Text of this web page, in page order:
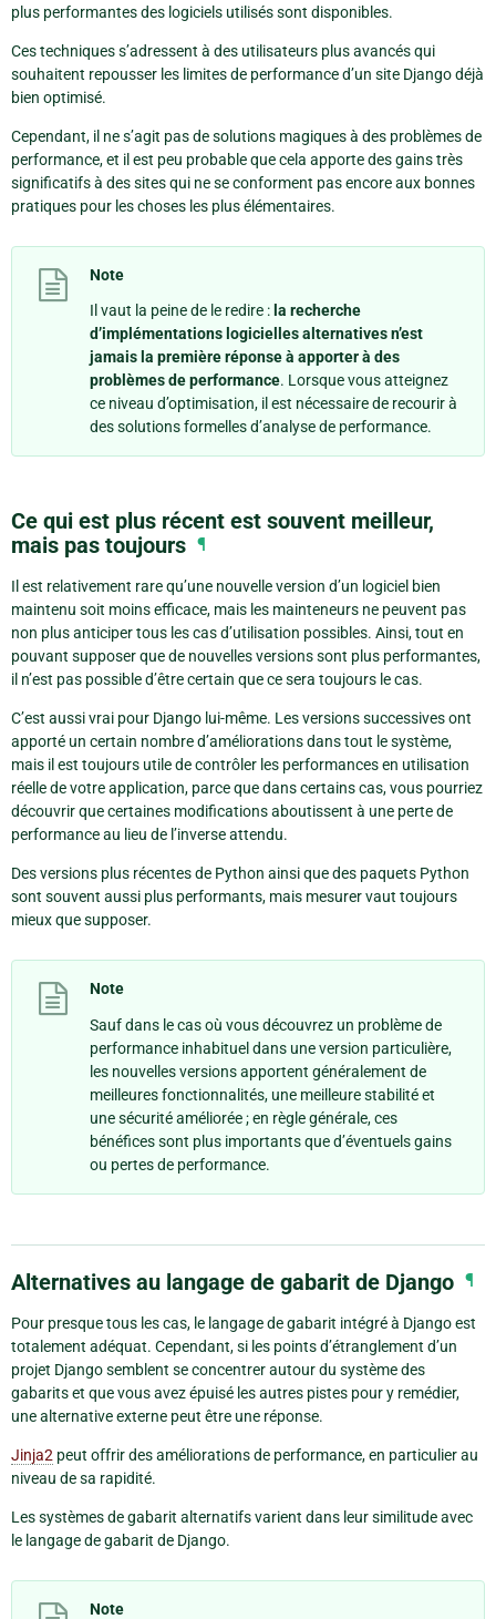
plus performantes des logiciels utilisés sont disponibles.
Ces techniques s’adressent à des utilisateurs plus avancés qui
souhaitent repousser les limites de performance d’un site Django déjà
bien optimisé.
Cependant, il ne s’agit pas de solutions magiques à des problèmes de
performance, et il est peu probable que cela apporte des gains très
significatifs à des sites qui ne se conforment pas encore aux bonnes
pratiques pour les choses les plus élémentaires.
Note
Il vaut la peine de le redire : la recherche
d’implémentations logicielles alternatives n’est
jamais la première réponse à apporter à des
problèmes de performance. Lorsque vous atteignez
ce niveau d’optimisation, il est nécessaire de recourir à
des solutions formelles d’analyse de performance.
Ce qui est plus récent est souvent meilleur,
mais pas toujours ¶
Il est relativement rare qu’une nouvelle version d’un logiciel bien
maintenu soit moins efficace, mais les mainteneurs ne peuvent pas
non plus anticiper tous les cas d’utilisation possibles. Ainsi, tout en
pouvant supposer que de nouvelles versions sont plus performantes,
il n’est pas possible d’être certain que ce sera toujours le cas.
C’est aussi vrai pour Django lui-même. Les versions successives ont
apporté un certain nombre d’améliorations dans tout le système,
mais il est toujours utile de contrôler les performances en utilisation
réelle de votre application, parce que dans certains cas, vous pourriez
découvrir que certaines modifications aboutissent à une perte de
performance au lieu de l’inverse attendu.
Des versions plus récentes de Python ainsi que des paquets Python
sont souvent aussi plus performants, mais mesurer vaut toujours
mieux que supposer.
Note
Sauf dans le cas où vous découvrez un problème de
performance inhabituel dans une version particulière,
les nouvelles versions apportent généralement de
meilleures fonctionnalités, une meilleure stabilité et
une sécurité améliorée ; en règle générale, ces
bénéfices sont plus importants que d’éventuels gains
ou pertes de performance.
Alternatives au langage de gabarit de Django ¶
Pour presque tous les cas, le langage de gabarit intégré à Django est
totalement adéquat. Cependant, si les points d’étranglement d’un
projet Django semblent se concentrer autour du système des
gabarits et que vous avez épuisé les autres pistes pour y remédier,
une alternative externe peut être une réponse.
Jinja2 peut offrir des améliorations de performance, en particulier au
niveau de sa rapidité.
Les systèmes de gabarit alternatifs varient dans leur similitude avec
le langage de gabarit de Django.
Note